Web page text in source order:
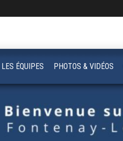
LES ÉQUIPES PHOTOS & VIDÉOS